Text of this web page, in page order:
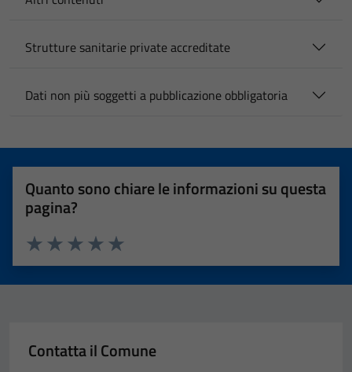
Strutture sanitarie private accreditate
Dati non più soggetti a pubblicazione obbligatoria
Quanto sono chiare le informazioni su questa
pagina?
Valuta 5 stelle su 5
Valuta 4 stelle su 5
Valuta 3 stelle su 5
Valuta 2 stelle su 5
Valuta 1 stelle su 5
Contatta il Comune